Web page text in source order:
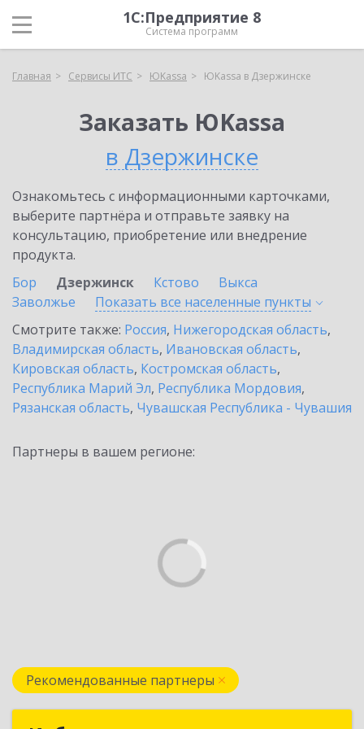
1С:Предприятие 8
Система программ
Главная Сервисы ИТС ЮKassa ЮKassa в Дзержинске
Заказать ЮKassa
в Дзержинске
Ознакомьтесь с информационными карточками,
выберите партнёра и отправьте заявку на
консультацию, приобретение или внедрение
продукта.
Бор
Дзержинск Кстово
Выкса
Заволжье
Показать все населенные пункты
Смотрите также: Россия, Нижегородская область,
Владимирская область, Ивановская область,
Кировская область, Костромская область,
Республика Марий Эл, Республика Мордовия,
Рязанская область, Чувашская Республика - Чувашия
Партнеры в вашем регионе:
Рекомендованные партнеры